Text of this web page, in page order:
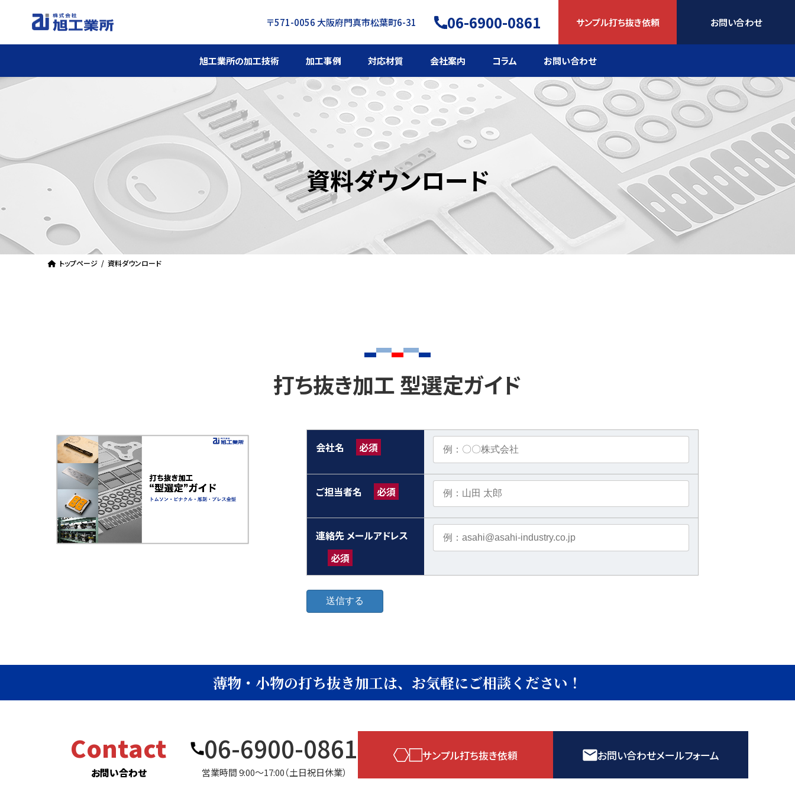
ン
へ
ス
ー
ョ
ン
〒571-0056 大阪府門真市松葉町6-31 06-6900-0861 サンプル打ち抜き依頼 お問い合わせ
旭工業所の加工技術 加工事例 対応材質 会社案内 コラム お問い合わせ
資料ダウンロード
トップページ 資料ダウンロード
打ち抜き加工 型選定ガイド
会社名 必須
ご担当者名 必須
連絡先 メールアドレス
必須
薄物・小物の打ち抜き加工は、 お気軽にご相談ください！
Contact
お問い合わせ
06-6900-0861
営業時間 9:00〜17:00（土日祝日休業）
サンプル打ち抜き依頼 お問い合わせメールフォーム